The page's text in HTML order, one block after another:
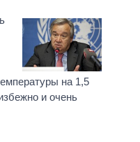
на 1,5
и очень